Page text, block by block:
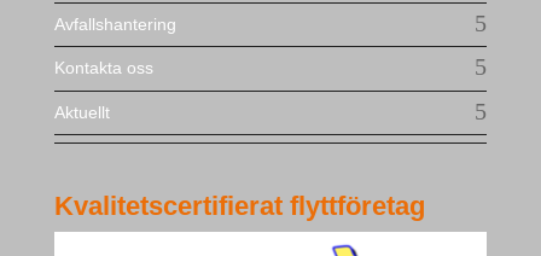
Avfallshantering
Kontakta oss
Aktuellt
Kvalitetscertifierat flyttföretag